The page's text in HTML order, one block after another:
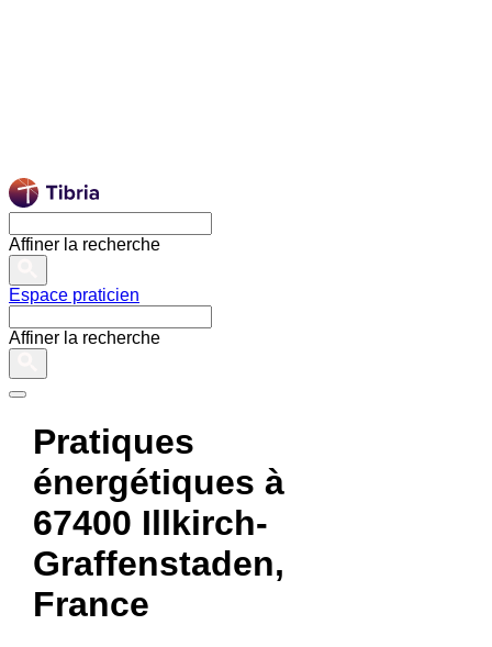
Affiner la recherche
Espace praticien
Affiner la recherche
Pratiques
énergétiques à
67400 Illkirch-
Graffenstaden,
France